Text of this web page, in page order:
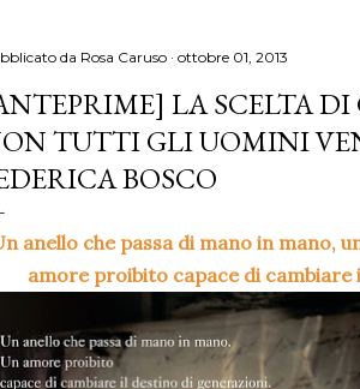
da Rosa Caruso ottobre 01, 2013
LA SCELTA
TUTTI GLI UOMINI
BOSCO
anello che passa di mano in mano,
amore proibito capace di